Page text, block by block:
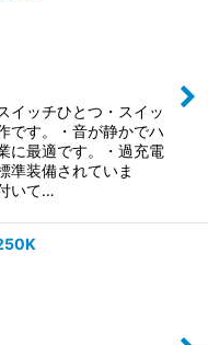
イッチひとつ・スイッ
です。・音が静かでハ
に最適です。・過充電
準装備されていま
いて…